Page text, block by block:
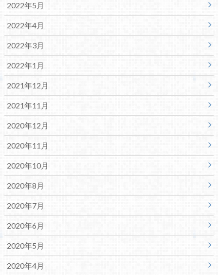
2022年5月
2022年4月
2022年3月
2022年1月
2021年12月
2021年11月
2020年12月
2020年11月
2020年10月
2020年8月
2020年7月
2020年6月
2020年5月
2020年4月